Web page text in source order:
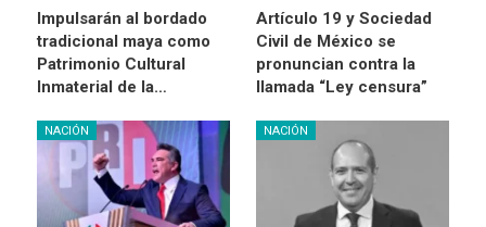
Impulsarán al bordado
tradicional maya como
Patrimonio Cultural
Inmaterial de la…
Artículo 19 y Sociedad
Civil de México se
pronuncian contra la
llamada “Ley censura”
NACIÓN NACIÓN